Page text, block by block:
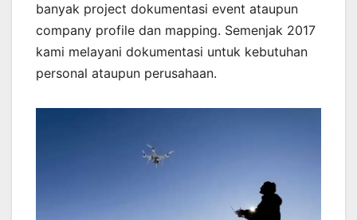
banyak project dokumentasi event ataupun
company profile dan mapping. Semenjak 2017
kami melayani dokumentasi untuk kebutuhan
personal ataupun perusahaan.